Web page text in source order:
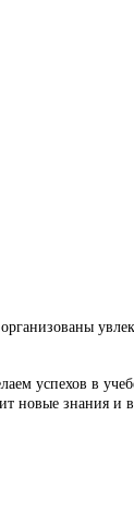
успехов в
новые знания и